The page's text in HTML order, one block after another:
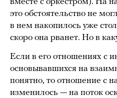
это обстоятельство не
в нем накопилось уже
скоро она рванет. Но в
Если в его отношениях с
основывавшихся на
понятно, то отношение с
изменилось — на поток